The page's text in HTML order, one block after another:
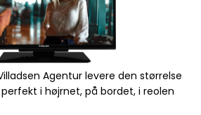
Agentur levere den størrelse
i højrnet, på bordet, i reolen